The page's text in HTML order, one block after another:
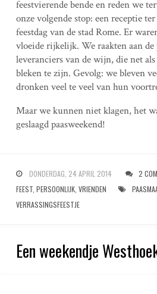
feestvierende bende en reden we
onze volgende stop: een receptie
feestdag van de stad Rome. Er
vloeide rijkelijk. We raakten aan de
leveranciers van de wijn, die net
bleken te zijn. Gevolg: we bleven
dronken veel te veel van hun
Maar we kunnen niet klagen, het
geslaagd paasweekend!
DONDERDAG, 24 APRIL 2014 2
FEEST, PERSOONLIJK, VRIENDEN
VERRASSINGSFEESTJE
Een weekendje